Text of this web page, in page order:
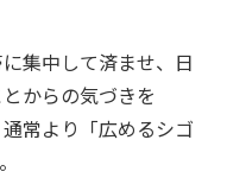
集中して済ませ、日
からの気づきを
常より「広めるシゴ